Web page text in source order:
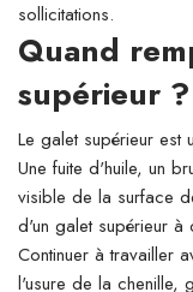
sollicitations.
Quand
supérieur ?
Le galet supérieur est
Une fuite d'huile, un
visible de la surface
d'un galet supérieur
Continuer à travailler
l'usure de la chenille,